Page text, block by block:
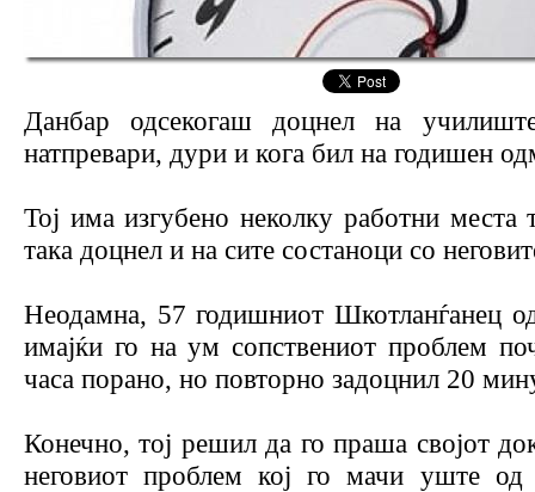
Данбар одсекогаш доцнел на
натпревари, дури и кога бил на годишен
Тој има изгубено неколку работни
така доцнел и на сите состаноци со
Неодамна, 57 годишниот Шкотланѓанец
имајќи го на ум сопствeниот проблем
часа порано, но повторно задоцнил 20
Конечно, тој решил да го праша својот
неговиот проблем кој го мачи уште од